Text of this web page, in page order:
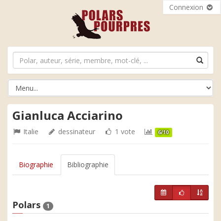
Connexion
Gianluca Acciarino
Italie dessinateur 1 vote 6/10
Biographie Bibliographie
Polars 1